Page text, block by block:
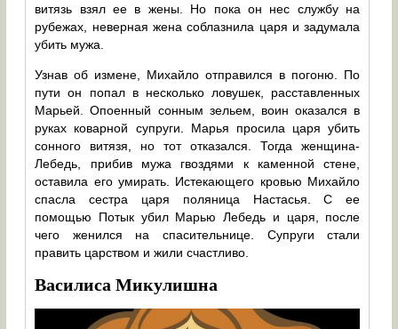
витязь взял ее в жены. Но пока он нес службу на
рубежах, неверная жена соблазнила царя и задумала
убить мужа.
Узнав об измене, Михайло отправился в погоню. По
пути он попал в несколько ловушек, расставленных
Марьей. Опоенный сонным зельем, воин оказался в
руках коварной супруги. Марья просила царя убить
сонного витязя, но тот отказался. Тогда женщина-
Лебедь, прибив мужа гвоздями к каменной стене,
оставила его умирать. Истекающего кровью Михайло
спасла сестра царя поляница Настасья. С ее
помощью Потык убил Марью Лебедь и царя, после
чего женился на спасительнице. Супруги стали
править царством и жили счастливо.
Василиса Микулишна